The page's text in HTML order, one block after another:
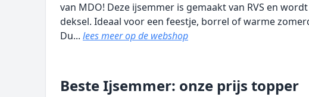
van MDO! Deze ijsemmer is gemaakt van RVS en
deksel. Ideaal voor een feestje, borrel of warme
Du... lees meer op de webshop
Beste Ijsemmer: onze prijs topper